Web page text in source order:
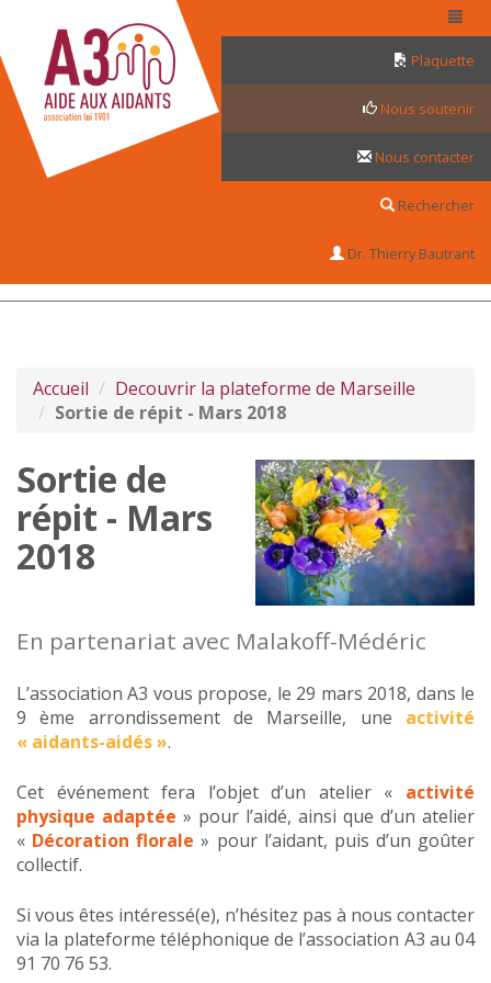
Plaquette
Nous soutenir
Nous contacter
Rechercher
Dr. Thierry Bautrant
Accueil
Decouvrir la plateforme de Marseille
Sortie de répit - Mars 2018
Sortie de
répit - Mars
2018
En partenariat avec Malakoff-Médéric
L’association A3 vous propose, le 29 mars 2018, dans le
9 ème arrondissement de Marseille, une activité
« aidants-aidés ».
Cet événement fera l’objet d’un atelier « activité
physique adaptée » pour l’aidé, ainsi que d’un atelier
« Décoration florale » pour l’aidant, puis d’un goûter
collectif.
Si vous êtes intéressé(e), n’hésitez pas à nous contacter
via la plateforme téléphonique de l’association A3 au 04
91 70 76 53.
Panneau de gestion des cookies